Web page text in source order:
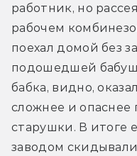
работник, но
рабочем
поехал домой без
подошедшей
бабка, видно,
сложнее и опаснее
старушки. В итоге
заводом